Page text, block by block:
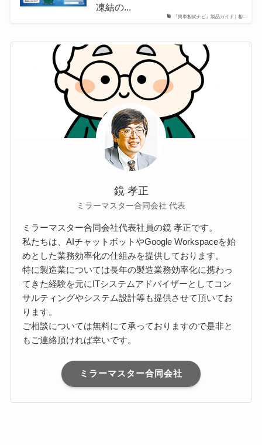
『簡単相続ナビ』製品ガイド | 相...
凍結の...
鏡 孝正
ミラーマスター合同会社 代表
ミラーマスター合同会社代表社員の鏡 孝正です。
私たちは、AIチャットボットやGoogle Workspaceを始
めとした業務効率化の仕組みを提供しております。
特に製造業については長年の製造業務効率化に携わっ
てきた経験を元にITシステムアドバイザーとしてコン
サルティングやシステム設計等も提供させて頂いてお
ります。
ご相談については無料にて承っておりますので是非と
もご連絡頂ければ幸いです。
ミラーマスター合同会社